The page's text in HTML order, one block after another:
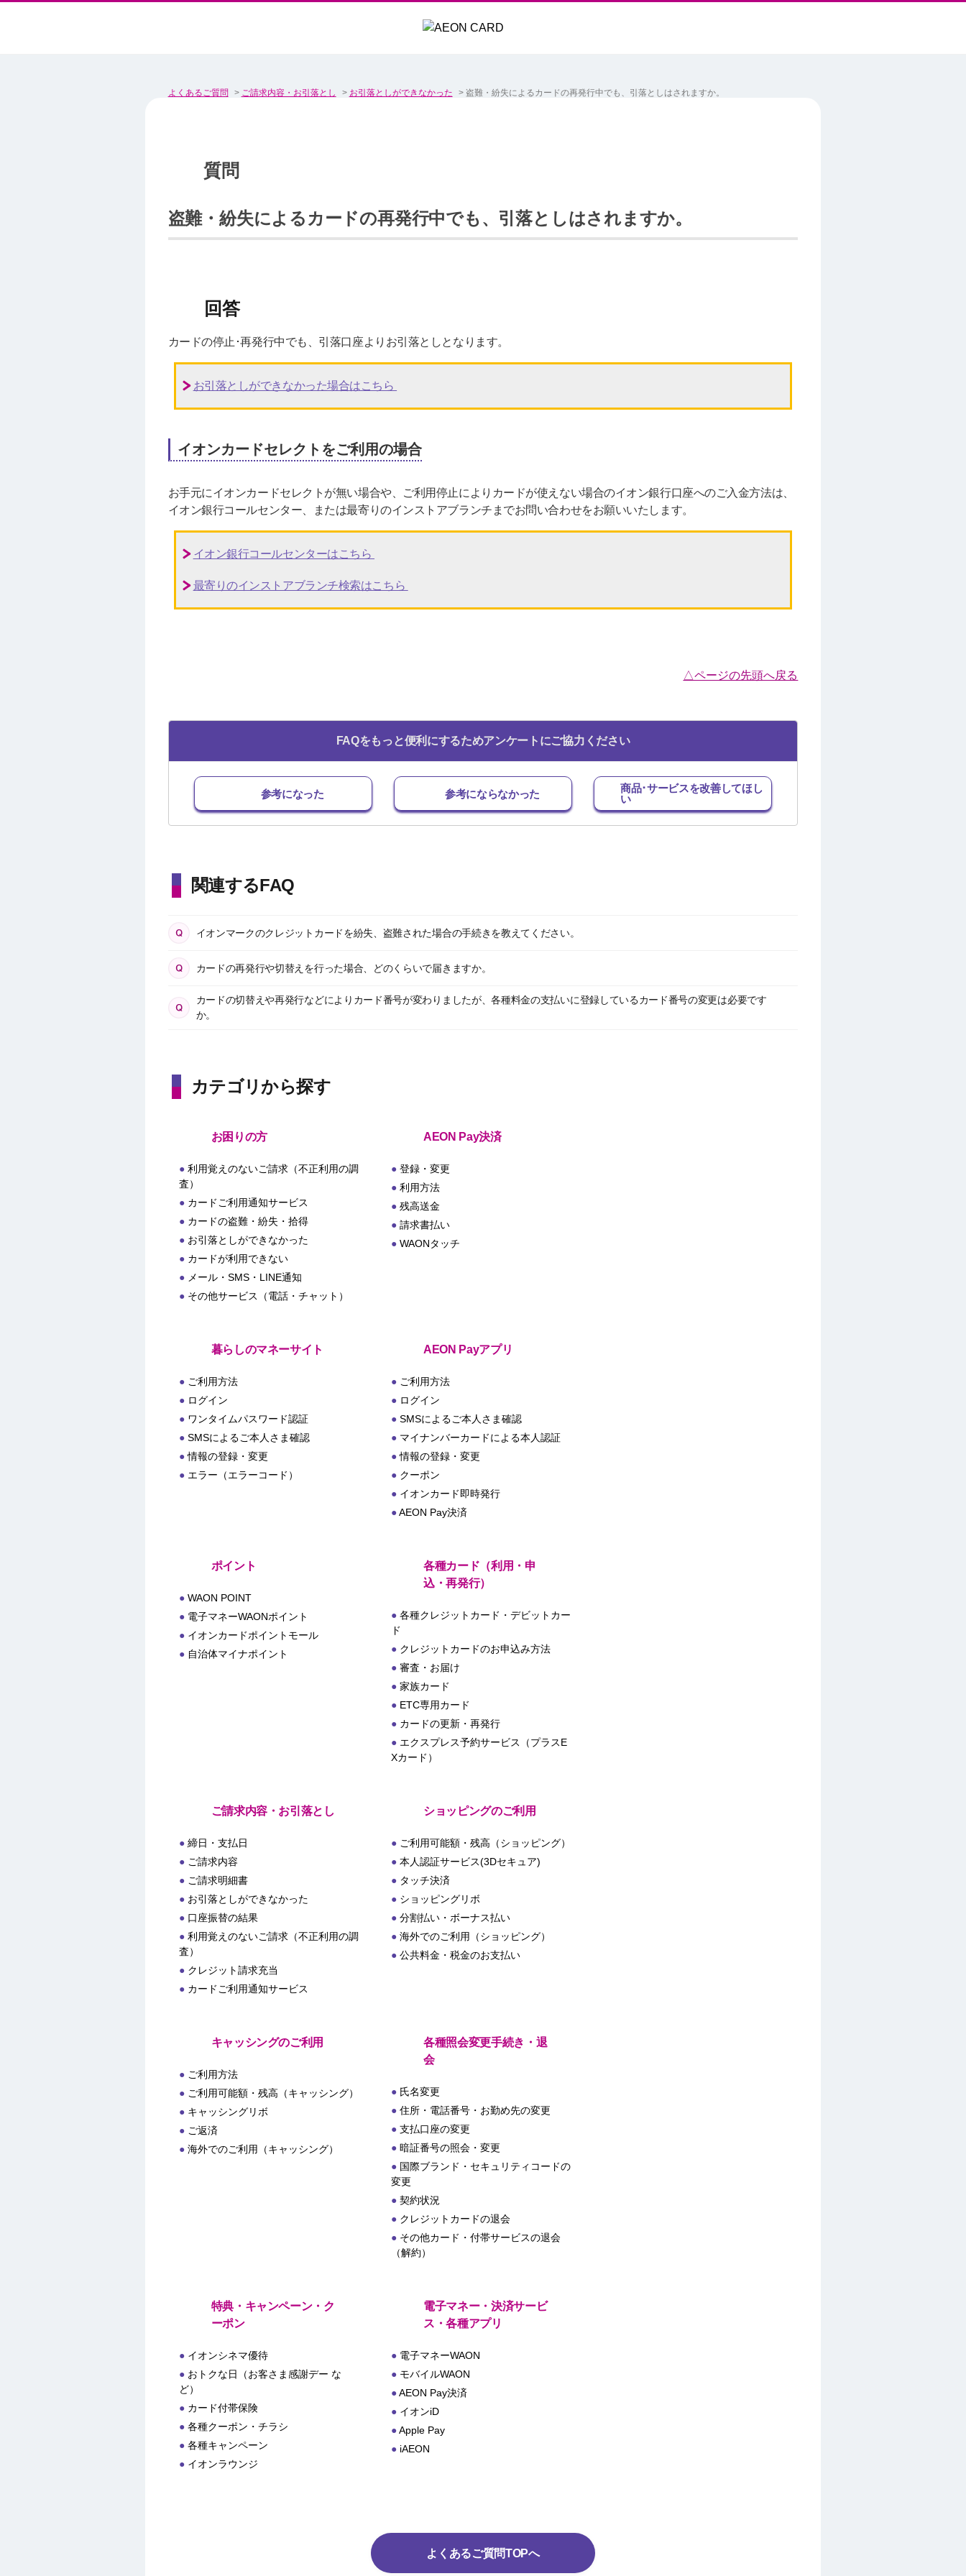
よくあるご質問 > ご請求内容・お引落とし > お引落としができなかった > 盗難・紛失によるカードの再発行中でも、引落としはされますか。
盗難・紛失によるカードの再発行中でも、引落としはされますか。
カードの停止･再発行中でも、引落口座よりお引落としとなります。
お引落としができなかった場合はこちら
イオンカードセレクトをご利用の場合
お手元にイオンカードセレクトが無い場合や、ご利用停止によりカードが使えない場合のイオン銀行口座へのご入金方法は、
イオン銀行コールセンター、または最寄りのインストアブランチまでお問い合わせをお願いいたします。
イオン銀行コールセンターはこちら
最寄りのインストアブランチ検索はこちら
△ページの先頭へ戻る
FAQをもっと便利にするためアンケートにご協力ください
参考になった 参考にならなかった
商品･サービスを改善してほし
い
関連するFAQ
イオンマークのクレジットカードを紛失、盗難された場合の手続きを教えてください。
カードの再発行や切替えを行った場合、どのくらいで届きますか。
カードの切替えや再発行などによりカード番号が変わりましたが、各種料金の支払いに登録しているカード番号の変更は必要です
か。
カテゴリから探す
お困りの方
利用覚えのないご請求（不正利用の調
査）
カードご利用通知サービス
カードの盗難・紛失・拾得
お引落としができなかった
カードが利用できない
メール・SMS・LINE通知
その他サービス（電話・チャット）
AEON Pay決済
登録・変更
利用方法
残高送金
請求書払い
WAONタッチ
暮らしのマネーサイト
ご利用方法
ログイン
ワンタイムパスワード認証
SMSによるご本人さま確認
情報の登録・変更
エラー（エラーコード）
AEON Payアプリ
ご利用方法
ログイン
SMSによるご本人さま確認
マイナンバーカードによる本人認証
情報の登録・変更
クーポン
イオンカード即時発行
AEON Pay決済
ポイント
WAON POINT
電子マネーWAONポイント
イオンカードポイントモール
自治体マイナポイント
各種カード（利用・申
込・再発行）
各種クレジットカード・デビットカー
ド
クレジットカードのお申込み方法
審査・お届け
家族カード
ETC専用カード
カードの更新・再発行
エクスプレス予約サービス（プラスE
Xカード）
ご請求内容・お引落とし
締日・支払日
ご請求内容
ご請求明細書
お引落としができなかった
口座振替の結果
利用覚えのないご請求（不正利用の調
査）
クレジット請求充当
カードご利用通知サービス
ショッピングのご利用
ご利用可能額・残高（ショッピング）
本人認証サービス(3Dセキュア)
タッチ決済
ショッピングリボ
分割払い・ボーナス払い
海外でのご利用（ショッピング）
公共料金・税金のお支払い
キャッシングのご利用
ご利用方法
ご利用可能額・残高（キャッシング）
キャッシングリボ
ご返済
海外でのご利用（キャッシング）
各種照会変更手続き・退
会
氏名変更
住所・電話番号・お勤め先の変更
支払口座の変更
暗証番号の照会・変更
国際ブランド・セキュリティコードの
変更
契約状況
クレジットカードの退会
その他カード・付帯サービスの退会
（解約）
特典・キャンペーン・ク
ーポン
イオンシネマ優待
おトクな日（お客さま感謝デー な
ど）
カード付帯保険
各種クーポン・チラシ
各種キャンペーン
イオンラウンジ
電子マネー・決済サービ
ス・各種アプリ
電子マネーWAON
モバイルWAON
AEON Pay決済
イオンiD
Apple Pay
iAEON
よくあるご質問TOPへ